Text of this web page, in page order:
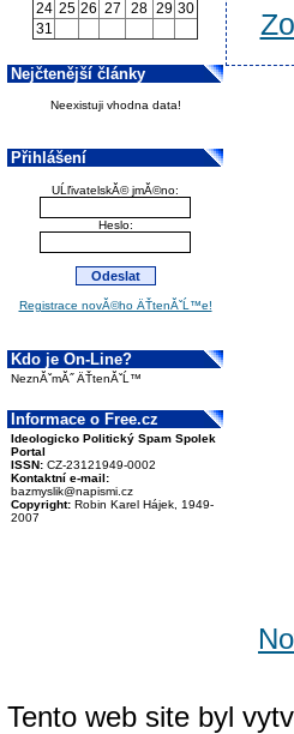
24 25 26 27 28 29 30
31
Nejčtenější články
Neexistuji vhodna data!
Přihlášení
UĹľivatelskĂ© jmĂ©no:
Heslo:
Registrace novĂ©ho ÄŤtenĂˇĹ™e!
Kdo je On-Line?
NeznĂˇmĂ˝ ÄŤtenĂˇĹ™
Informace o Free.cz
Ideologicko Politický Spam Spolek
Portal
ISSN: CZ-23121949-0002
Kontaktní e-mail:
bazmyslik@napismi.cz
Copyright: Robin Karel Hájek, 1949-
2007
Tento web site byl